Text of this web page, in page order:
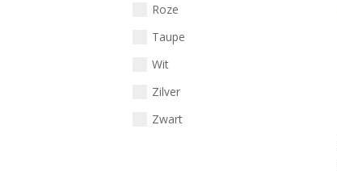
Roze
Taupe
Wit
Zilver
Zwart